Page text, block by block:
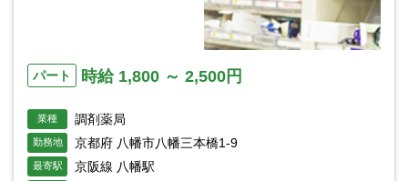
パート 時給 1,800 ～ 2,500円
業種 調剤薬局
勤務地 京都府 八幡市八幡三本橋1-9
最寄駅 京阪線 八幡駅